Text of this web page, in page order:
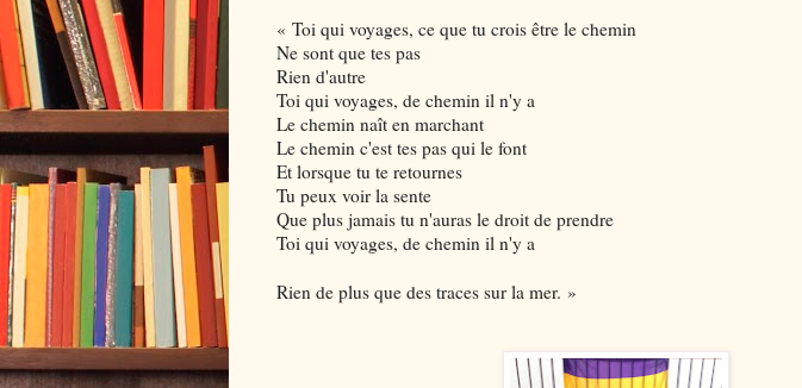
« Toi qui voyages, ce que tu crois être le chemin
Ne sont que tes pas
Rien d'autre
Toi qui voyages, de chemin il n'y a
Le chemin naît en marchant
Le chemin c'est tes pas qui le font
Et lorsque tu te retournes
Tu peux voir la sente
Que plus jamais tu n'auras le droit de prendre
Toi qui voyages, de chemin il n'y a
Rien de plus que des traces sur la mer. »